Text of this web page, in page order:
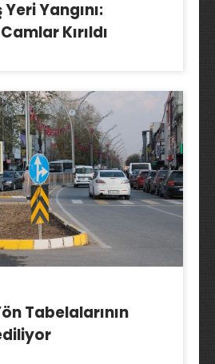
Yeri Yangını:
Kırıldı
Tabelalarının